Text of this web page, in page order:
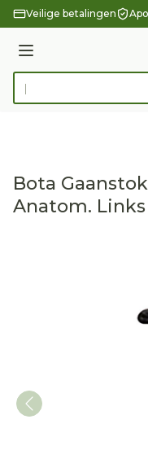
Ga naar de inhoud
Veilige betalingen
Menu
Product, merk,
Bota
Anatom. Links